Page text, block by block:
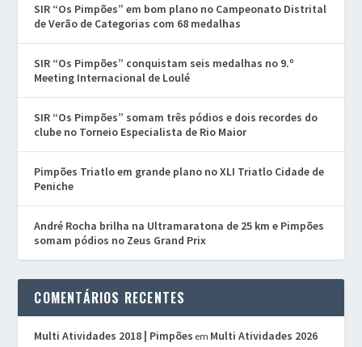
SIR “Os Pimpões” em bom plano no Campeonato Distrital
de Verão de Categorias com 68 medalhas
SIR “Os Pimpões” conquistam seis medalhas no 9.º
Meeting Internacional de Loulé
SIR “Os Pimpões” somam três pódios e dois recordes do
clube no Torneio Especialista de Rio Maior
Pimpões Triatlo em grande plano no XLI Triatlo Cidade de
Peniche
André Rocha brilha na Ultramaratona de 25 km e Pimpões
somam pódios no Zeus Grand Prix
COMENTÁRIOS RECENTES
Multi Atividades 2018 | Pimpões em Multi Atividades 2026